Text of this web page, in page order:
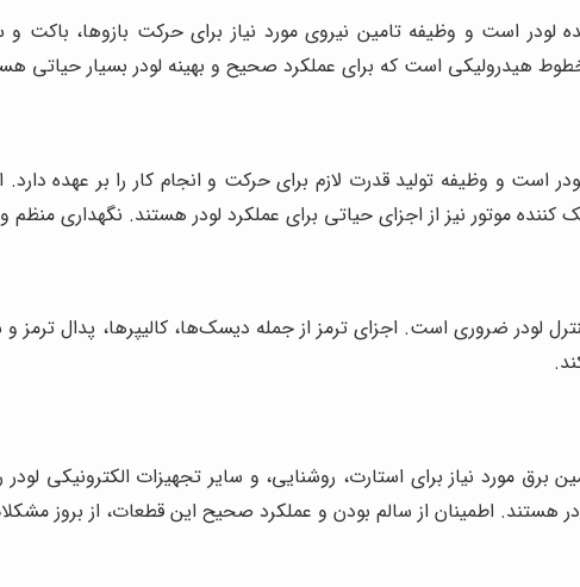
لودر است و وظیفه تامین نیروی مورد نیاز برای حرکت بازوها،
خطوط هیدرولیکی است که برای عملکرد صحیح و بهینه لودر بسیار
است و وظیفه تولید قدرت لازم برای حرکت و انجام کار را بر عهده دارد.
موتور نیز از اجزای حیاتی برای عملکرد لودر هستند. نگهداری
لودر ضروری است. اجزای ترمز از جمله دیسک‌ها، کالیپرها، پدال
برق مورد نیاز برای استارت، روشنایی، و سایر تجهیزات الکترونیکی
هستند. اطمینان از سالم بودن و عملکرد صحیح این قطعات، از بروز